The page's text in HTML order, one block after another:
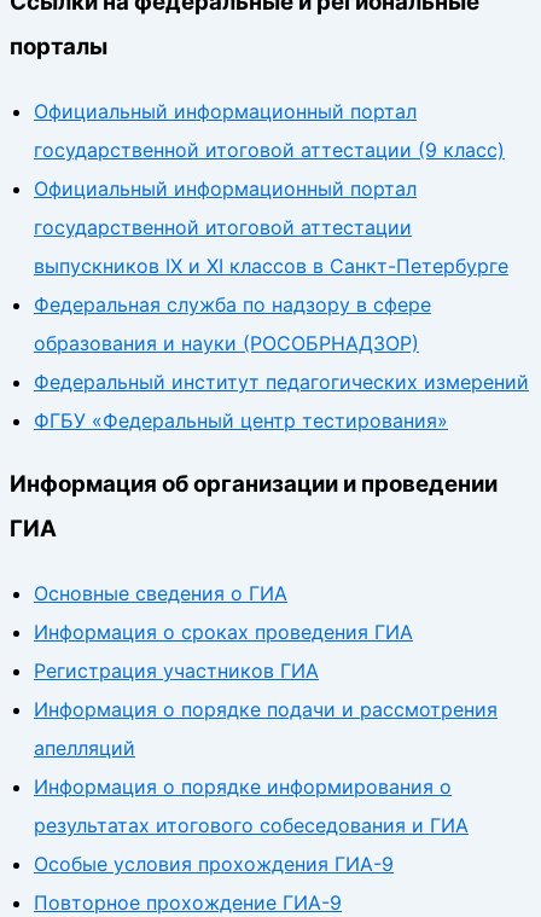
порталы
Официальный информационный портал
государственной итоговой аттестации (9 класс)
Официальный информационный портал
государственной итоговой аттестации
выпускников IX и XI классов в Санкт-Петербурге
Федеральная служба по надзору в сфере
образования и науки (РОСОБРНАДЗОР)
Федеральный институт педагогических измерений
ФГБУ «Федеральный центр тестирования»
Информация об организации и проведении
ГИА
Основные сведения о ГИА
Информация о сроках проведения ГИА
Регистрация участников ГИА
Информация о порядке подачи и рассмотрения
апелляций
Информация о порядке информирования о
результатах итогового собеседования и ГИА
Особые условия прохождения ГИА-9
Повторное прохождение ГИА-9